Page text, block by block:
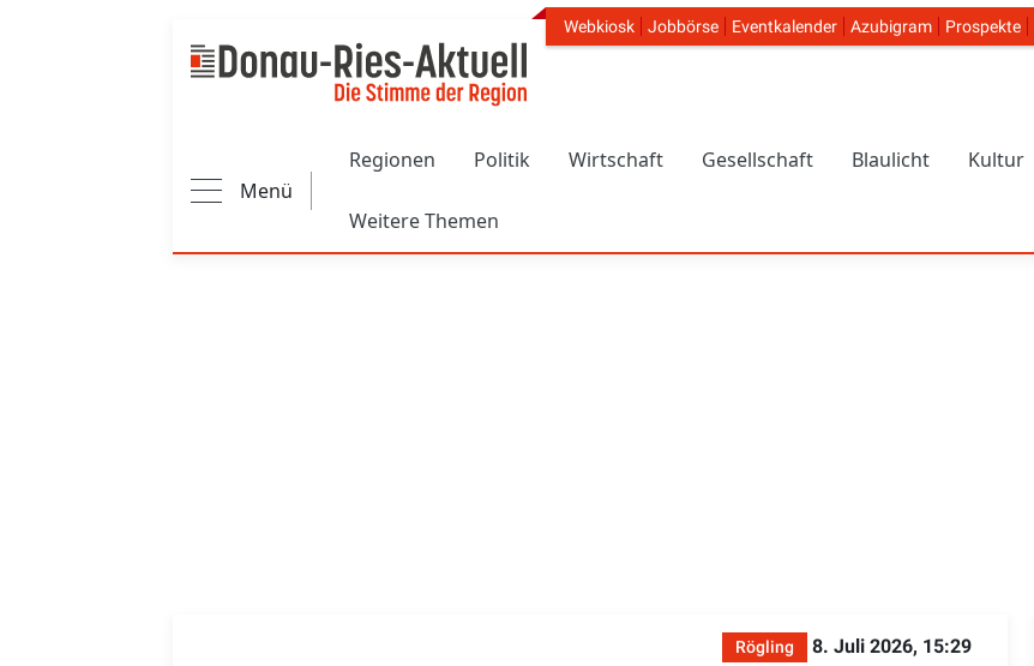
Header Navigation
Webkiosk Jobbörse Eventkalender Azubigram Prospekte
Menü
Regionen Politik Wirtschaft Gesellschaft Blaulicht Kultur
Weitere Themen
Rögling
8. Juli 2026, 15:29